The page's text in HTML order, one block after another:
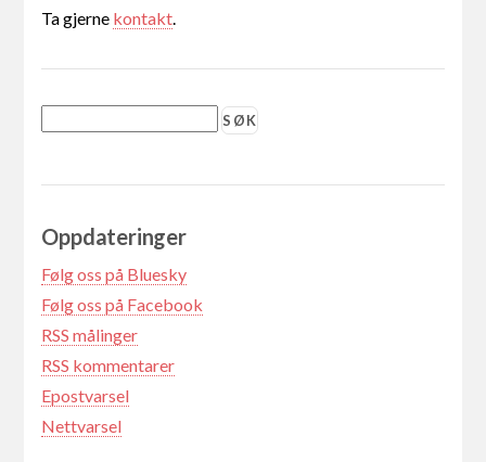
Ta gjerne kontakt.
Oppdateringer
Følg oss på Bluesky
Følg oss på Facebook
RSS målinger
RSS kommentarer
Epostvarsel
Nettvarsel